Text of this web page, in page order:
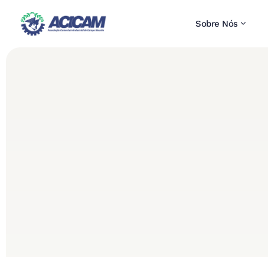
Sobre Nós